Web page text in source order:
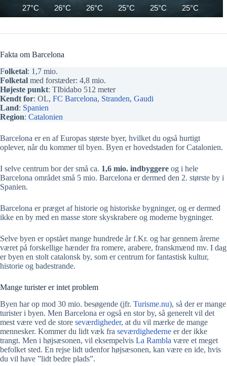
27°C 26°C 26°C 25°C 25°C 25°C
Fakta om Barcelona
Folketal: 1,7 mio.
Folketal med forstæder: 4,8 mio.
Højeste punkt: TIbidabo 512 meter
Kendt for: OL, FC Barcelona, Stranden, Gaudi
Land: Spanien
Region: Catalonien
Barcelona er en af Europas største byer, hvilket du også hurtigt
oplever, når du kommer til byen. Byen er hovedstaden for Catalonien.
I selve centrum bor der små ca. 1,6 mio. indbyggere og i hele
Barcelona området små 5 mio. Barcelona er dermed den 2. største by i
Spanien.
Barcelona er præget af historie og historiske bygninger, og er dermed
ikke en by med en masse store skyskrabere og moderne bygninger.
Selve byen er opstået mange hundrede år f.Kr. og har gennem årerne
været på forskellige hænder fra romere, arabere, franskmænd mv. I dag
er byen en stolt catalonsk by, som er centrum for fantastisk kultur,
historie og badestrande.
Mange turister er intet problem
Byen har op mod 30 mio. besøgende (jfr. Turisme.nu), så der er mange
turister i byen. Men Barcelona er også en stor by, så generelt vil det
mest være ved de store seværdigheder, at du vil mærke de mange
mennesker. Kommer du lidt væk fra seværdighederne er der ikke
trangt. Men i højsæsonen, vil eksempelvis La Rambla være et meget
befolket sted. En rejse lidt udenfor højsæsonen, kan være en ide, hvis
du vil have ”lidt bedre plads”.